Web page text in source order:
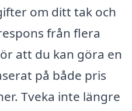
om ditt tak och
från flera
att du kan göra en
på både pris
Tveka inte längre